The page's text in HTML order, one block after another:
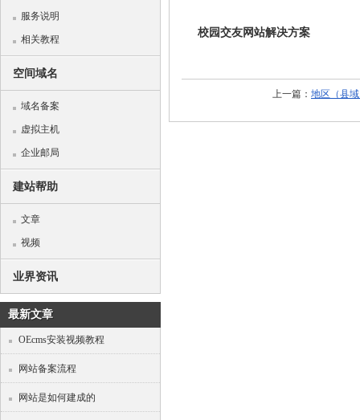
服务说明
相关教程
空间域名
域名备案
虚拟主机
企业邮局
建站帮助
文章
视频
业界资讯
最新文章
OEcms安装视频教程
网站备案流程
网站是如何建成的
校园交友网站解决方案
上一篇： 地区（县